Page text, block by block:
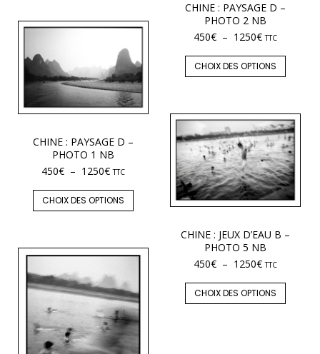
CHINE : PAYSAGE D –
PHOTO 2 NB
450€ – 1250€ TTC
CHOIX DES OPTIONS
CHINE : PAYSAGE D –
PHOTO 1 NB
450€ – 1250€ TTC
CHOIX DES OPTIONS
CHINE : JEUX D’EAU B –
PHOTO 5 NB
450€ – 1250€ TTC
CHOIX DES OPTIONS